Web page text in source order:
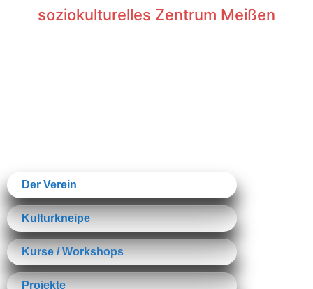
soziokulturelles Zentrum Meißen
Der Verein
Kulturkneipe
Kurse / Workshops
Projekte